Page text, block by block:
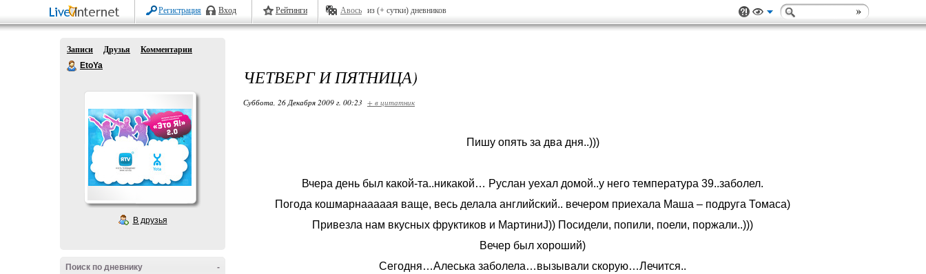
Регистрация Вход Рейтинги Авось из (+ сутки) дневников
Записи Друзья
Комментарии
EtoYa
В друзья
-
Поиск по дневнику
ЧЕТВЕРГ И ПЯТНИЦА)
Суббота, 26 Декабря 2009 г. 00:23 + в цитатник
Пишу опять за два дня..)))
Вчера день был какой-та..никакой… Руслан уехал домой..у него температура 39..заболел.
Погода кошмарнааааая ваще, весь делала английский.. вечером приехала Маша – подруга Томаса)
Привезла нам вкусных фруктиков и МартиниJ)) Посидели, попили, поели, поржали..)))
Вечер был хороший)
Сегодня…Алеська заболела…вызывали скорую…Лечится..